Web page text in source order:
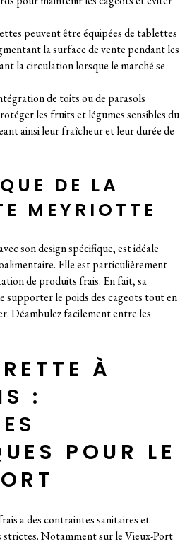
peuvent être équipées de tablettes
la surface de vente pendant les
la circulation lorsque le marché se
de toits ou de parasols
les fruits et légumes sensibles du
ainsi leur fraîcheur et leur durée de
DE LA
MEYRIOTTE
son design spécifique, est idéale
Elle est particulièrement
de produits frais. En fait, sa
supporter le poids des cageots tout en
Déambulez facilement entre les
À
:
POUR LE
a des contraintes sanitaires et
strictes. Notamment sur le Vieux-Port